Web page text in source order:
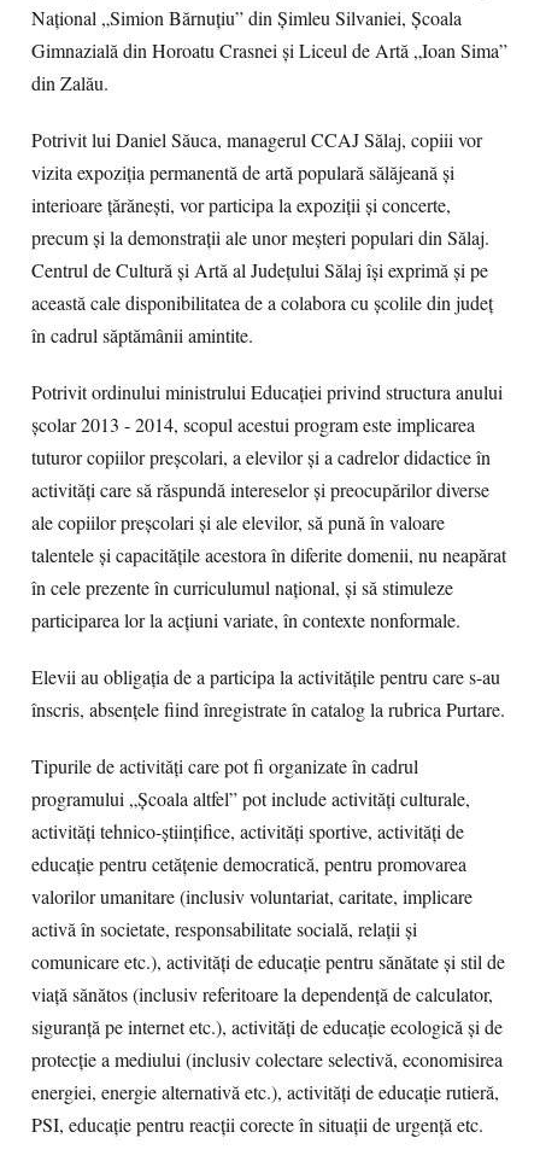
Național „Simion Bărnuțiu” din Șimleu Silvaniei, Școala
Gimnazială din Horoatu Crasnei şi Liceul de Artă „Ioan Sima”
din Zalău.
Potrivit lui Daniel Săuca, managerul CCAJ Sălaj, copiii vor
vizita expoziția permanentă de artă populară sălăjeană și
interioare țărănești, vor participa la expoziții și concerte,
precum și la demonstrații ale unor meșteri populari din Sălaj.
Centrul de Cultură și Artă al Județului Sălaj își exprimă și pe
această cale disponibilitatea de a colabora cu școlile din județ
în cadrul săptămânii amintite.
Potrivit ordinului ministrului Educației privind structura anului
școlar 2013 - 2014, scopul acestui program este implicarea
tuturor copiilor preșcolari, a elevilor și a cadrelor didactice în
activități care să răspundă intereselor și preocupărilor diverse
ale copiilor preșcolari și ale elevilor, să pună în valoare
talentele și capacitățile acestora în diferite domenii, nu neapărat
în cele prezente în curriculumul național, și să stimuleze
participarea lor la acțiuni variate, în contexte nonformale.
Elevii au obligația de a participa la activitățile pentru care s-au
înscris, absențele fiind înregistrate în catalog la rubrica Purtare.
Tipurile de activități care pot fi organizate în cadrul
programului „Școala altfel” pot include activități culturale,
activități tehnico-științifice, activități sportive, activități de
educație pentru cetățenie democratică, pentru promovarea
valorilor umanitare (inclusiv voluntariat, caritate, implicare
activă în societate, responsabilitate socială, relații și
comunicare etc.), activități de educație pentru sănătate și stil de
viață sănătos (inclusiv referitoare la dependență de calculator,
siguranță pe internet etc.), activități de educație ecologică și de
protecție a mediului (inclusiv colectare selectivă, economisirea
energiei, energie alternativă etc.), activități de educație rutieră,
PSI, educație pentru reacții corecte în situații de urgență etc.